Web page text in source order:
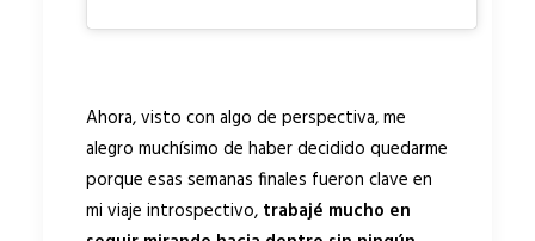
Ahora, visto con algo de perspectiva, me
alegro muchísimo de haber decidido quedarme
porque esas semanas finales fueron clave en
mi viaje introspectivo, trabajé mucho en